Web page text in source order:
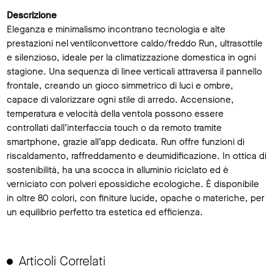
Descrizione
Eleganza e minimalismo incontrano tecnologia e alte
prestazioni nel ventilconvettore caldo/freddo Run, ultrasottile
e silenzioso, ideale per la climatizzazione domestica in ogni
stagione. Una sequenza di linee verticali attraversa il pannello
frontale, creando un gioco simmetrico di luci e ombre,
capace di valorizzare ogni stile di arredo. Accensione,
temperatura e velocità della ventola possono essere
controllati dall’interfaccia touch o da remoto tramite
smartphone, grazie all’app dedicata. Run offre funzioni di
riscaldamento, raffreddamento e deumidificazione. In ottica di
sostenibilità, ha una scocca in alluminio riciclato ed è
verniciato con polveri epossidiche ecologiche. È disponibile
in oltre 80 colori, con finiture lucide, opache o materiche, per
un equilibrio perfetto tra estetica ed efficienza.
Articoli Correlati